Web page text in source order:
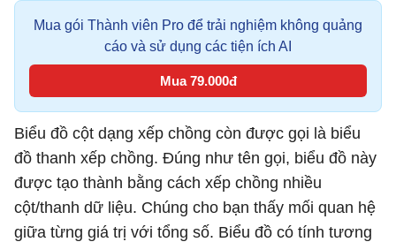
Mua gói Thành viên Pro để trải nghiệm không quảng
cáo và sử dụng các tiện ích AI
Mua 79.000đ
Biểu đồ cột dạng xếp chồng còn được gọi là biểu
đồ thanh xếp chồng. Đúng như tên gọi, biểu đồ này
được tạo thành bằng cách xếp chồng nhiều
cột/thanh dữ liệu. Chúng cho bạn thấy mối quan hệ
giữa từng giá trị với tổng số. Biểu đồ có tính tương